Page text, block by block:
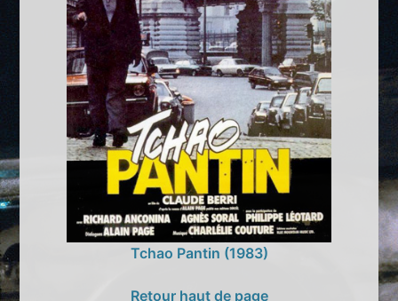
Tchao Pantin (1983)
Retour haut de page